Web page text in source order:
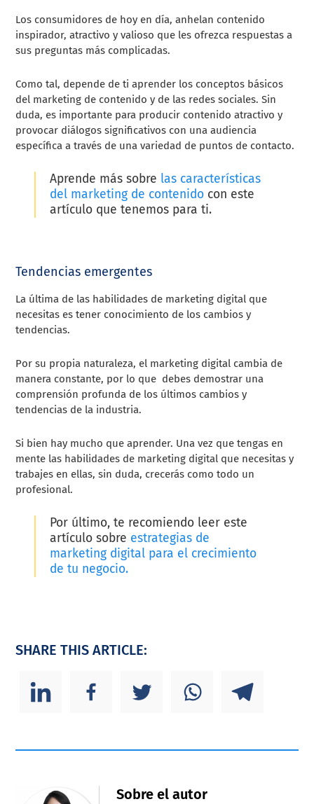
Los consumidores de hoy en día, anhelan contenido
inspirador, atractivo y valioso que les ofrezca respuestas a
sus preguntas más complicadas.
Como tal, depende de ti aprender los conceptos básicos
del marketing de contenido y de las redes sociales. Sin
duda, es importante para producir contenido atractivo y
provocar diálogos significativos con una audiencia
específica a través de una variedad de puntos de contacto.
Aprende más sobre las características
del marketing de contenidocon este
artículo que tenemos para ti.
Tendencias emergentes
La última de las habilidades de marketing digital que
necesitas es tener conocimiento de los cambios y
tendencias.
Por su propia naturaleza, el marketing digital cambia de
manera constante, por lo que debes demostrar una
comprensión profunda de los últimos cambios y
tendencias de la industria.
Si bien hay mucho que aprender. Una vez que tengas en
mente las habilidades de marketing digital que necesitas y
trabajes en ellas, sin duda, crecerás como todo un
profesional.
Por último, te recomiendo leer este
artículo sobre estrategias de
marketing digital para el crecimiento
de tu negocio.
SHARE THIS ARTICLE:
Sobre el autor